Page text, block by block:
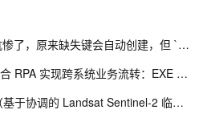
Python 的 defaultdict 把我坑惨了，原来缺失键会自动创建，但 `__missing__` 的副作用让我调试到崩溃
Copilot 生成自动化脚本，结合 RPA 实现跨系统业务流转：EXE 打包与内网离线部署实践
OPERA 陆地表面扰动警报（基于协调的 Landsat Sentinel-2 临时产品，版本 0）